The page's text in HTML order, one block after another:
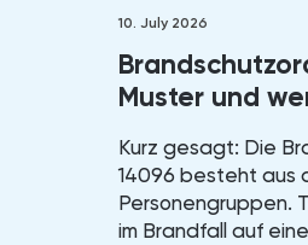
10. July 2026
Muster und
Kurz gesagt: Die
14096 besteht aus
Personengruppen.
im Brandfall auf